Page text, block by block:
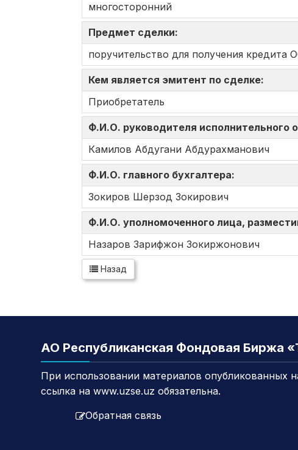
многосторонний
Предмет сделки:
поручительство для получения кредита
Кем является эмитент по сделке:
Приобретатель
Ф.И.О. руководителя исполнительного
Камилов Абдугани Абдурахманович
Ф.И.О. главного бухгалтера:
Зокиров Шерзод Зокирович
Ф.И.О. уполномоченного лица,
Назаров Зарифжон Зокиржонович
Назад
АО Республиканская Фондовая Биржа
При использовании материалов опубликованных
ссылка на www.uzse.uz обязательна.
Обратная связь